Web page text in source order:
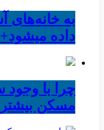
به خانه‌های
داده
چرا با وجود
مسکن